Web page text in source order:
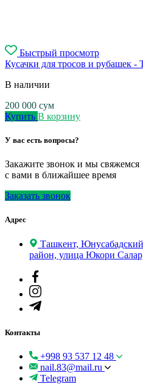
Быстрый просмотр
Кусачки для тросов и рубашек -
В наличии
200 000 сум
Купить В корзину
У вас есть вопросы?
Закажите звонок и мы свяжемся
с вами в ближайшее время
Заказать звонок
Адрес
Ташкент,
район, улица Юкори
Контакты
+998 93 537 12 48
nail.83@mail.ru
Telegram